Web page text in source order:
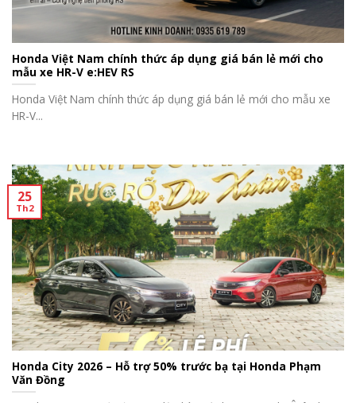
Honda Việt Nam chính thức áp dụng giá bán lẻ mới cho
mẫu xe HR-V e:HEV RS
Honda Việt Nam chính thức áp dụng giá bán lẻ mới cho mẫu xe
HR-V...
Honda City 2026 – Hỗ trợ 50% trước bạ tại Honda Phạm
Văn Đồng
25
Th2